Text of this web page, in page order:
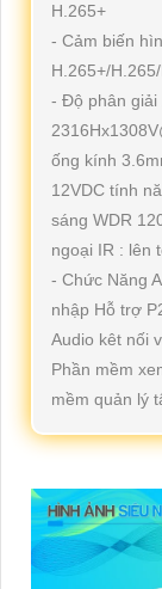
H.265+
- Cảm biến
H.265+/
- Độ phân giải
ống kính
12VDC tính
sáng WDR
ngoại IR : lên
- Chức Năng
nhập Hỗ trợ
Audio kêt nối
Phần mềm
mềm quản lý